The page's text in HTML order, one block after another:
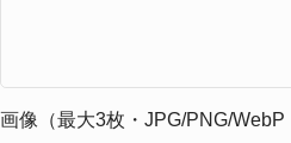
画像（最大3枚・JPG/PNG/WebP